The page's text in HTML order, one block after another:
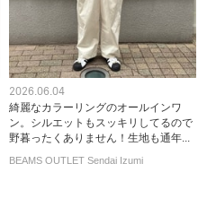
2026.06.04
綺麗なカラーリングのオールインワ
ン。シルエットもスッキリしてるので
野暮ったくありません！生地も通年...
BEAMS OUTLET Sendai Izumi